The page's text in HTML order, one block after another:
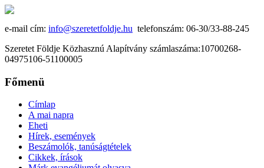
e-mail cím: info@szeretetfoldje.hu telefonszám: 06-30/33-88-245
Szeretet Földje Közhasznú Alapítvány számlaszáma:10700268-
04975106-51100005
Főmenü
Címlap
A mai napra
Eheti
Hírek, események
Beszámolók, tanúságtételek
Cikkek, írások